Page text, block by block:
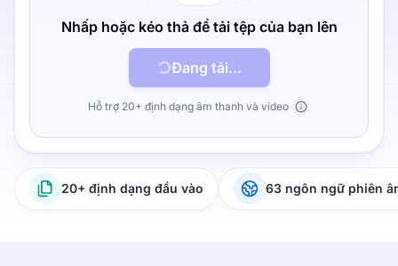
Nhấp hoặc kéo thả để tải tệp của bạn lên
Đang tải...
Hỗ trợ 20+ định dạng âm thanh và video
20+ định dạng đầu vào 63 ngôn ngữ phiên